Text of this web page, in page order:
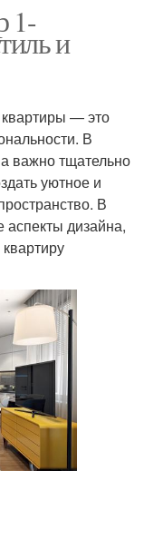
1-
и
— это
В
важно тщательно
уютное и
В
дизайна,